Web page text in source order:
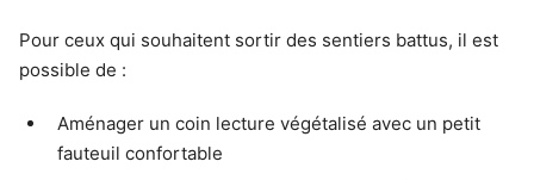
Pour ceux qui souhaitent sortir des sentiers battus, il est
possible de :
Aménager un coin lecture végétalisé avec un petit
fauteuil confortable